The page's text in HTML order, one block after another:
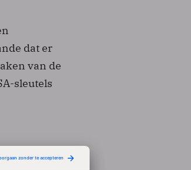
dat er
van de
sleutels